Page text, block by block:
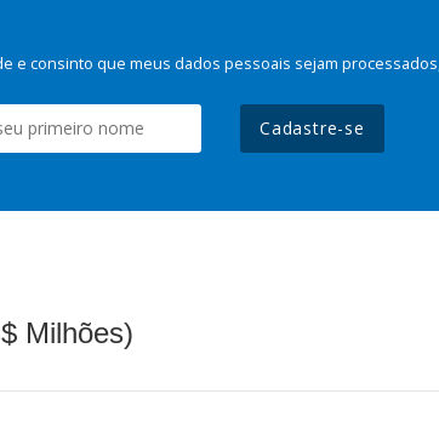
e consinto que meus dados pessoais sejam
Cadastre-se
Milhões)